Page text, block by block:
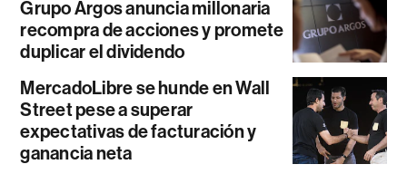
Grupo Argos anuncia millonaria
recompra de acciones y promete
duplicar el dividendo
MercadoLibre se hunde en Wall
Street pese a superar
expectativas de facturación y
ganancia neta